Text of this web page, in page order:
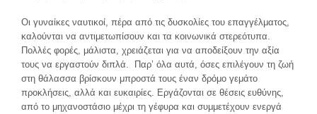
Οι γυναίκες ναυτικοί, πέρα από τις δυσκολίες του επαγγέλματος,
καλούνται να αντιμετωπίσουν και τα κοινωνικά στερεότυπα.
Πολλές φορές, μάλιστα, χρειάζεται για να αποδείξουν την αξία
τους να εργαστούν διπλά. Παρ’ όλα αυτά, όσες επιλέγουν τη ζωή
στη θάλασσα βρίσκουν μπροστά τους έναν δρόμο γεμάτο
προκλήσεις, αλλά και ευκαιρίες. Εργάζονται σε θέσεις ευθύνης,
από το μηχανοστάσιο μέχρι τη γέφυρα και συμμετέχουν ενεργά